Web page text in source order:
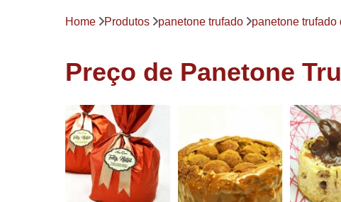
Lembrancinhas
Lembrancinhas
de aniversário
Lembrancinhas
de batizados
Panetone
trufado
Pirulitos de
chocolate
Home Produtos panetone trufado panetone trufado
Preço de Panetone